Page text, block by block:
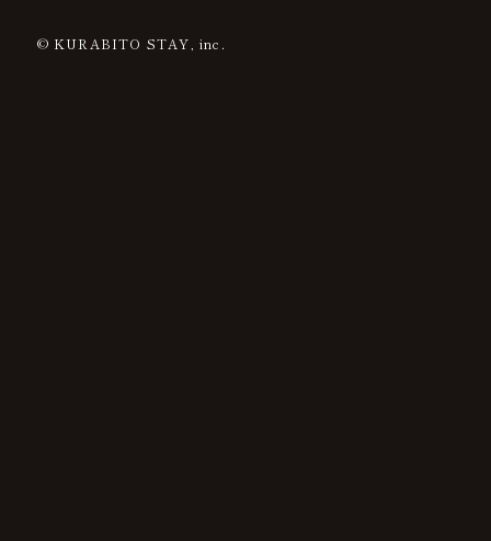
© KURABITO STAY, inc.